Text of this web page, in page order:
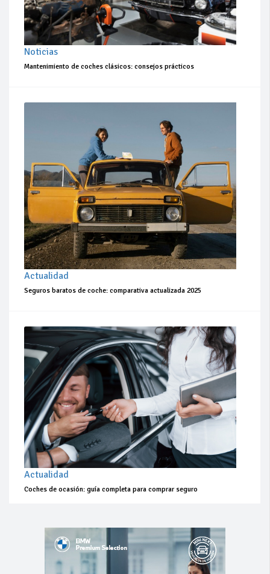
Noticias
Mantenimiento de coches clásicos: consejos prácticos
Actualidad
Seguros baratos de coche: comparativa actualizada 2025
Actualidad
Coches de ocasión: guía completa para comprar seguro